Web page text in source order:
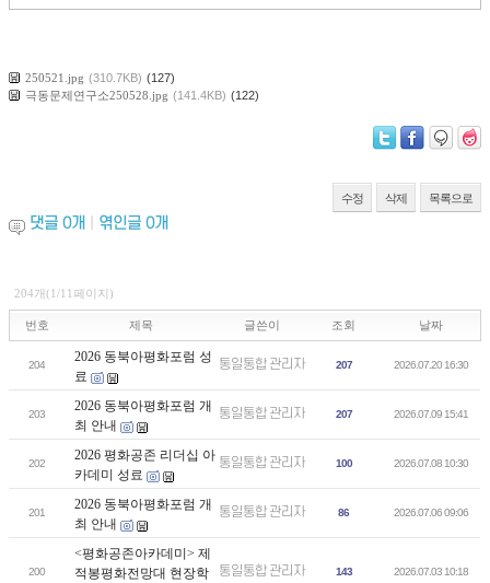
250521.jpg (310.7KB) (127)
극동문제연구소250528.jpg (141.4KB) (122)
수정 삭제 목록으로
댓글 0개 엮인글 0개
204개(1/11페이지)
번호 제목 글쓴이 조회 날짜
204
2026 동북아평화포럼 성
료
통일통합 관리자 207 2026.07.20 16:30
203
2026 동북아평화포럼 개
최 안내
통일통합 관리자 207 2026.07.09 15:41
202
2026 평화공존 리더십 아
카데미 성료
통일통합 관리자 100 2026.07.08 10:30
201
2026 동북아평화포럼 개
최 안내
통일통합 관리자 86 2026.07.06 09:06
200
<평화공존아카데미> 제
적봉평화전망대 현장학
통일통합 관리자 143 2026.07.03 10:18